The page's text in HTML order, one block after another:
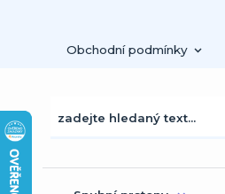
Obchodní podmínky